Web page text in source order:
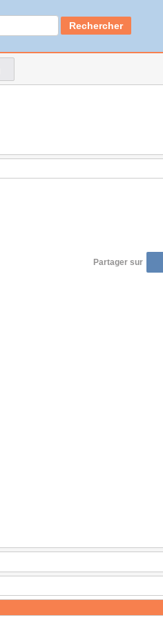
Rechercher
Partager sur